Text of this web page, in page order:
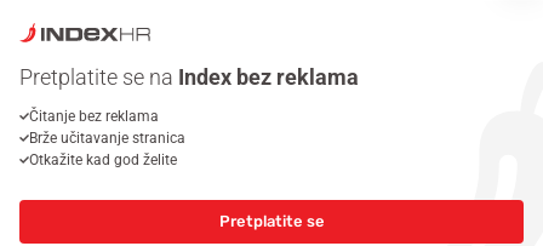
Oglašavanje Zaposli se na Indexu
korištenja
Postavke kolačića
Pretplatite se na Index bez reklama
Čitanje bez reklama
Brže učitavanje stranica
Otkažite kad god želite
Pretplatite se